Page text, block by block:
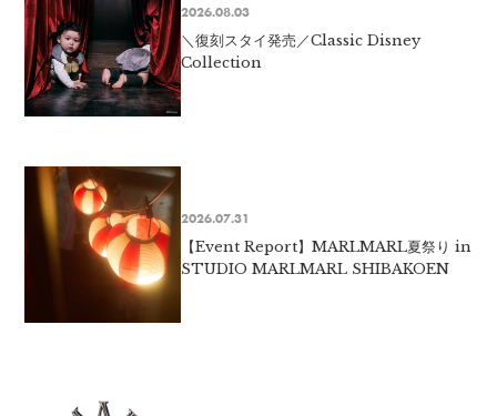
2026.08.03
＼復刻スタイ発売／Classic Disney
Collection
2026.07.31
【Event Report】MARLMARL夏祭り in
STUDIO MARLMARL SHIBAKOEN